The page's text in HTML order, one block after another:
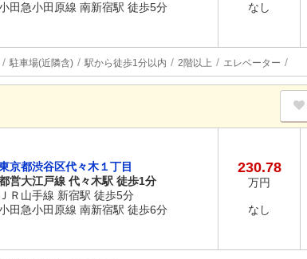
田急小田原線 南新宿駅 徒歩5分
なし
駐車場(近隣含) 駅から徒歩1分以内 2階以上 エレベーター
京都渋谷区代々木１丁目
営大江戸線 代々木駅 徒歩1分
ＪＲ山手線 新宿駅 徒歩5分
田急小田原線 南新宿駅 徒歩6分
230.78
万円
なし